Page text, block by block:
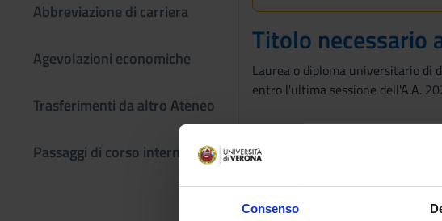
Consenso
Abbreviazione di carriera
Agevolazioni economiche
Trasferimenti da altro Ateneo
Passaggi di corso interni
Titolo necessario
Laurea o diploma universitario di
entro l'ultima sessione dell'A.A.
Requisiti per
È necessario possedere degli
all’iscrizione.